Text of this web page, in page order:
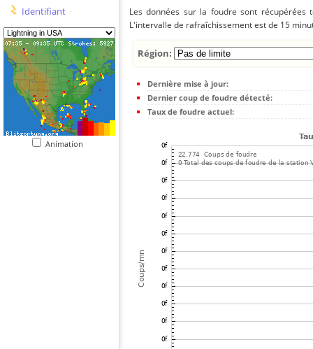
Identifiant
Animation
Les données sur la foudre sont
L'intervalle de rafraîchissement est de 15
Région:
Dernière mise à jour:
Dernier coup de foudre détecté:
Taux de foudre actuel: